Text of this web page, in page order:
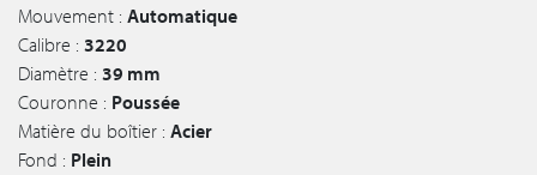
Mouvement : Automatique
Calibre : 3220
Diamètre : 39 mm
Couronne : Poussée
Matière du boîtier : Acier
Fond : Plein